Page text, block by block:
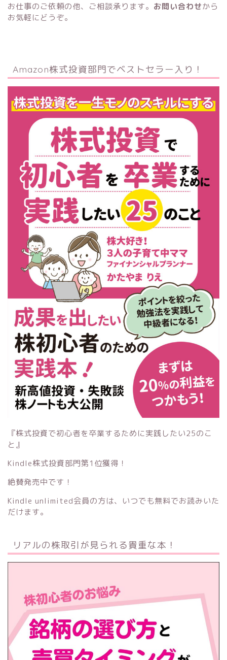
お仕事のご依頼の他、ご相談承ります。 お問い合わせから
お気軽にどうぞ。
Amazon株式投資部門でベストセラー入り！
『株式投資で初心者を卒業するために実践したい25のこ
と』
Kindle株式投資部門第1位獲得！
絶賛発売中です！
Kindle unlimited会員の方は、いつでも無料でお読みいた
だけます。
リアルの株取引が見られる貴重な本！